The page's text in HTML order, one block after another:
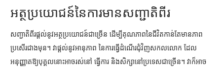
អត្ថប្រយោជន៍នៃការមានសញ្ជាតិពីរ
សញ្ជាតិពីរផ្តល់នូវអត្ថប្រយោជន៍ជាច្រើន ដើម្បីគុណភាពនៃជីវិតកាន់តែមានភាព
ប្រសើរជាងមុន។ វាផ្តល់នូវអានុភាព នៃការធ្វើដំណើរជុំវិញសកលលោក ដែល
អនុញ្ញាតឱ្យបុគ្គលនោះអាចរស់នៅ ធ្វើការ និងសិក្សានៅប្រទេសជាច្រើន។ វាក៏អាច